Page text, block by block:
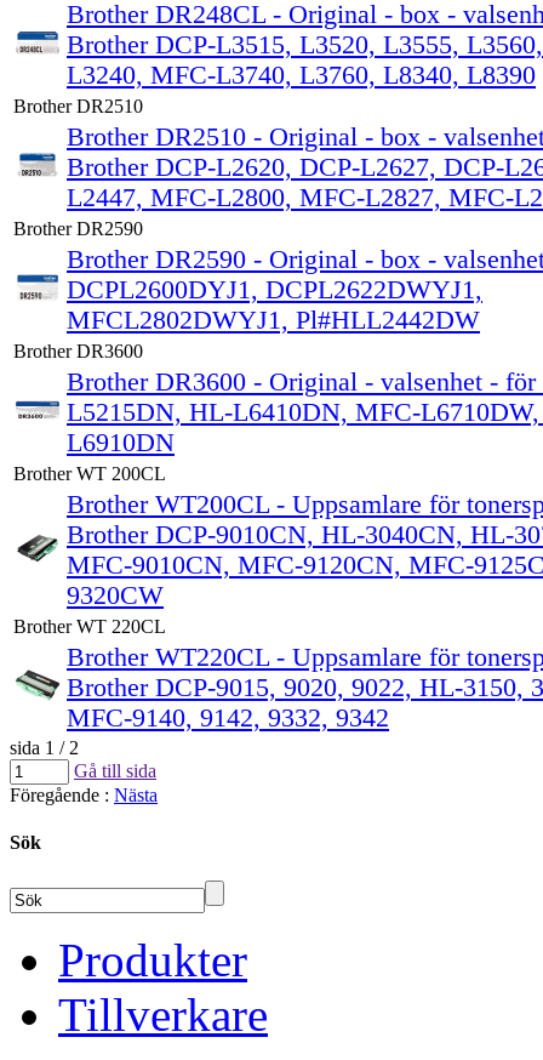
Brother DR248CL - Original - box -
Brother DCP-L3515, L3520, L3555,
L3240, MFC-L3740, L3760, L8340, L8390
Brother DR2510
Brother DR2510 - Original - box -
Brother DCP-L2620, DCP-L2627, DCP-
L2447, MFC-L2800, MFC-L2827, MFC-
Brother DR2590
Brother DR2590 - Original - box -
DCPL2600DYJ1, DCPL2622DWYJ1,
MFCL2802DWYJ1, Pl#HLL2442DW
Brother DR3600
Brother DR3600 - Original - valsenhet -
L5215DN, HL-L6410DN, MFC-
L6910DN
Brother WT 200CL
Brother WT200CL - Uppsamlare för
Brother DCP-9010CN, HL-3040CN, HL-
MFC-9010CN, MFC-9120CN, MFC-
9320CW
Brother WT 220CL
Brother WT220CL - Uppsamlare för
Brother DCP-9015, 9020, 9022, HL-3150,
MFC-9140, 9142, 9332, 9342
sida 1 / 2
Gå till sida
Föregående : Nästa
Sök
Produkter
Tillverkare